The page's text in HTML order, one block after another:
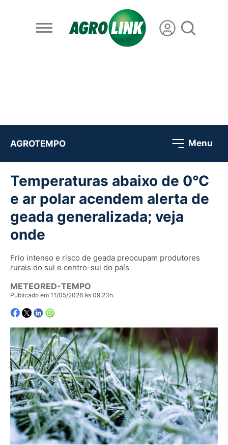
AGROTEMPO Menu
Temperaturas abaixo de 0°C
e ar polar acendem alerta de
geada generalizada; veja
onde
Frio intenso e risco de geada preocupam produtores
rurais do sul e centro-sul do país
METEORED-TEMPO
Publicado em 11/05/2026 às 09:23h.